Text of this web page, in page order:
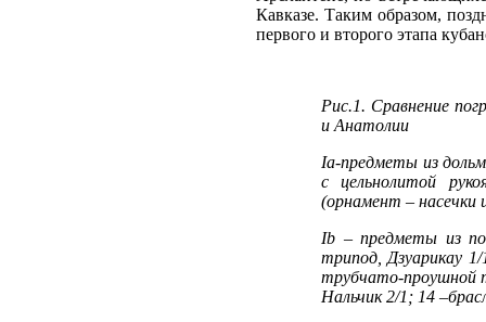
Кавказе. Таким образом,
первого и второго этапа
Рис.1. Сравнение
и Анатолии
Iа-предметы из
с цельнолитой
(орнамент – насечки
Ib – предметы из
трипод, Дзуарикау
трубчато-проушной
Нальчик 2/1; 14